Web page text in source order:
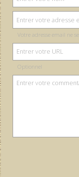
Votre adresse email ne
Optionnel